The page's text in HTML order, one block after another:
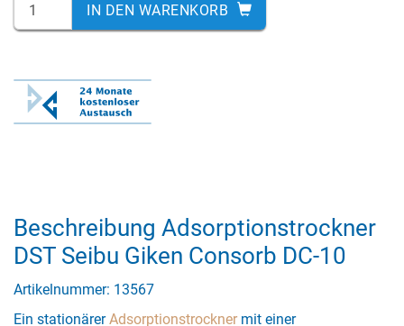
IN DEN WARENKORB
Beschreibung Adsorptionstrockner
DST Seibu Giken Consorb DC-10
Artikelnummer: 13567
Ein stationärerAdsorptionstrocknermit einer